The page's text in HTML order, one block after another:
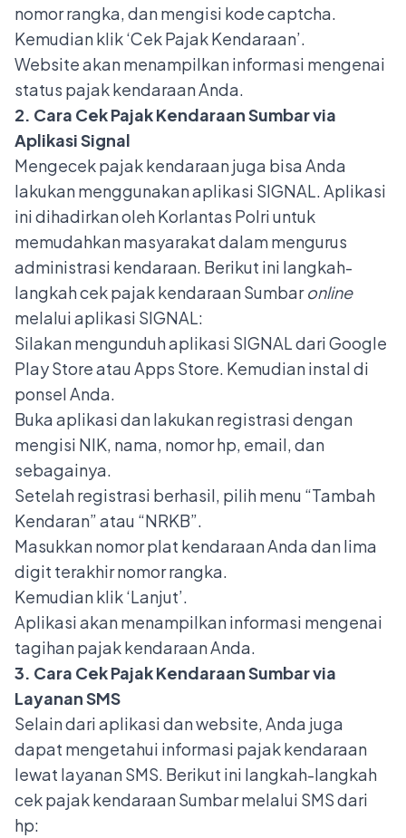
nomor rangka, dan mengisi kode captcha.
Kemudian klik ‘Cek Pajak Kendaraan’.
Website akan menampilkan informasi mengenai
status pajak kendaraan Anda.
2. Cara Cek Pajak Kendaraan Sumbar via
Aplikasi Signal
Mengecek pajak kendaraan juga bisa Anda
lakukan menggunakan aplikasi SIGNAL. Aplikasi
ini dihadirkan oleh Korlantas Polri untuk
memudahkan masyarakat dalam mengurus
administrasi kendaraan. Berikut ini langkah-
langkah cek pajak kendaraan Sumbaronline
melalui aplikasi SIGNAL:
Silakan mengunduh aplikasi SIGNAL dari Google
Play Store atau Apps Store. Kemudian instal di
ponsel Anda.
Buka aplikasi dan lakukan registrasi dengan
mengisi NIK, nama, nomor hp, email, dan
sebagainya.
Setelah registrasi berhasil, pilih menu “Tambah
Kendaran” atau “NRKB”.
Masukkan nomor plat kendaraan Anda dan lima
digit terakhir nomor rangka.
Kemudian klik ‘Lanjut’.
Aplikasi akan menampilkan informasi mengenai
tagihan pajak kendaraan Anda.
3. Cara Cek Pajak Kendaraan Sumbar via
Layanan SMS
Selain dari aplikasi dan website, Anda juga
dapat mengetahui informasi pajak kendaraan
lewat layanan SMS. Berikut ini langkah-langkah
cek pajak kendaraan Sumbar melalui SMS dari
hp: